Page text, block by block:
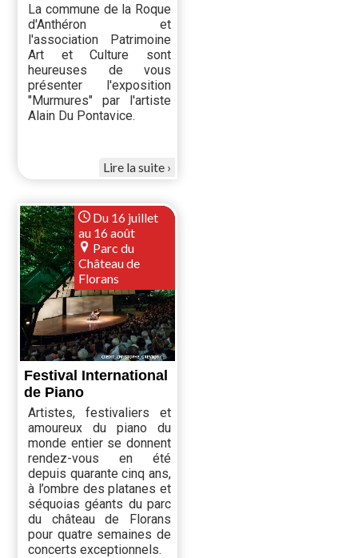
La commune de la Roque
d'Anthéron et
l'association Patrimoine
Art et Culture sont
heureuses de vous
présenter l'exposition
"Murmures" par l'artiste
Alain Du Pontavice.
Lire la suite
Du 16 juillet
au 16 août
Parc du
Château de
Florans
Festival International
de Piano
Artistes, festivaliers et
amoureux du piano du
monde entier se donnent
rendez-vous en été
depuis quarante cinq ans,
à l’ombre des platanes et
séquoias géants du parc
du château de Florans
pour quatre semaines de
concerts exceptionnels.